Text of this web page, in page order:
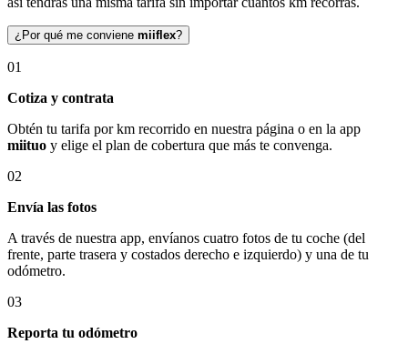
¿Por qué me conviene miiflex?
01
Cotiza y contrata
Obtén tu tarifa por km recorrido en nuestra página o en la app
miituo y elige el plan de cobertura que más te convenga.
02
Envía las fotos
A través de nuestra app, envíanos cuatro fotos de tu coche (del
frente, parte trasera y costados derecho e izquierdo) y una de tu
odómetro.
03
Reporta tu odómetro